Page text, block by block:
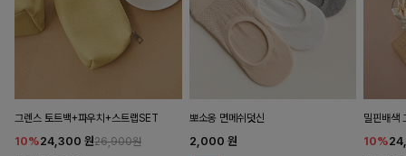
그렌스 토트백+파우치+스트랩SET
10%24,300 원26,900원
뽀소옹 면메쉬덧신
2,000 원
밀핀배색
10%